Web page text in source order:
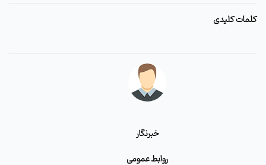
کلمات کلیدی
خبرنگار
روابط عمومی